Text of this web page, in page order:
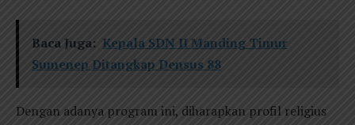
Baca Juga: Kepala SDN II Manding Timur
Sumenep Ditangkap Densus 88
Dengan adanya program ini, diharapkan profil religius